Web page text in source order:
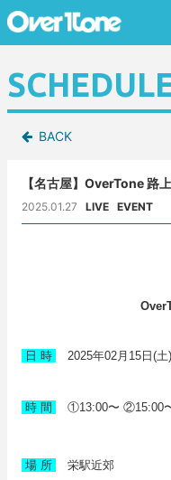
BACK
【名古屋】OverTone 路
2025.01.27 LIVE EVENT
日 時 2025年02月15日(土)
時 間 ①13:00〜 ②15:00
場 所 栄駅近郊